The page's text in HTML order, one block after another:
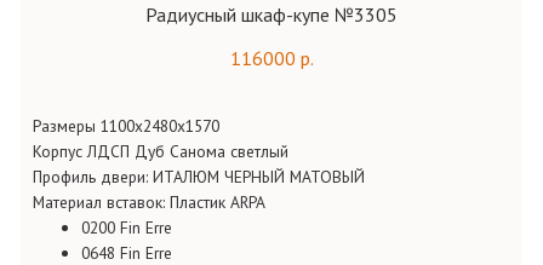
Радиусный шкаф-купе №3305
116000 р.
Размеры 1100х2480х1570
Корпус ЛДСП Дуб Санома светлый
Профиль двери: ИТАЛЮМ ЧЕРНЫЙ МАТОВЫЙ
Материал вставок: Пластик ARPA
0200 Fin Erre
0648 Fin Erre